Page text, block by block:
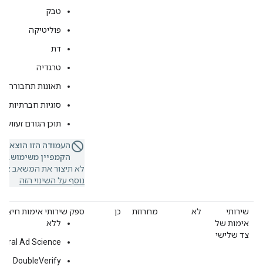
טבק
פוליטיקה
דת
טרגדיה
תאונות תחבורה
סוגיות חברתיות
תוכן הגורם זעזוע
העמודה הזו
הקמפיין משימוש.
לא תיצור את המשאב או
נוסף על השינוי הזה
שירותי
אימות של
צד שלישי
לא מחרוזת כן
ספק שירותי אימות
ללא
Ad Science
DoubleVerify